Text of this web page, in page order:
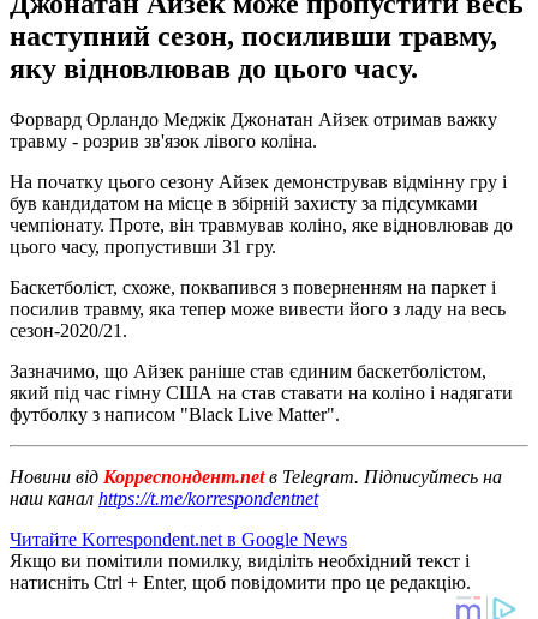
наступний сезон, посиливши травму,
яку відновлював до цього часу.
Форвард Орландо Меджік Джонатан Айзек отримав важку
травму - розрив зв'язок лівого коліна.
На початку цього сезону Айзек демонстрував відмінну гру і
був кандидатом на місце в збірній захисту за підсумками
чемпіонату. Проте, він травмував коліно, яке відновлював до
цього часу, пропустивши 31 гру.
Баскетболіст, схоже, поквапився з поверненням на паркет і
посилив травму, яка тепер може вивести його з ладу на весь
сезон-2020/21.
Зазначимо, що Айзек раніше став єдиним баскетболістом,
який під час гімну США на став ставати на коліно і надягати
футболку з написом "Black Live Matter".
Новини від Корреспондент.netв Telegram. Підписуйтесь на
наш канал https://t.me/korrespondentnet
Читайте Korrespondent.net в Google News
Якщо ви помітили помилку, виділіть необхідний текст і
натисніть Ctrl + Enter, щоб повідомити про це редакцію.